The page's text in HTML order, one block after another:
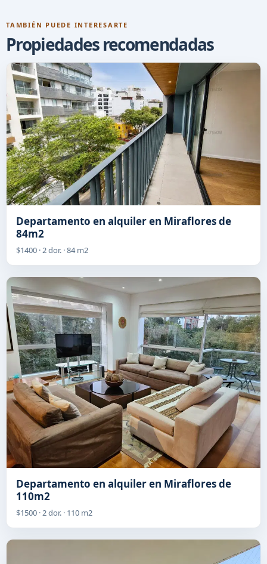
TAMBIÉN PUEDE INTERESARTE
Propiedades recomendadas
Departamento en alquiler en Miraflores de
84m2
$1400 · 2 dor. · 84 m2
Departamento en alquiler en Miraflores de
110m2
$1500 · 2 dor. · 110 m2